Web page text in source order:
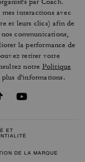
mes interactions avec
et leurs clics) afin de
communications,
la performance de
retirer votre
notre Politique
plus d'informations.
ET
DE LA MARQUE